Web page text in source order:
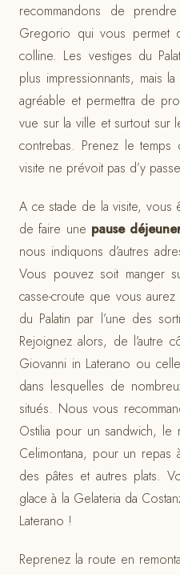
recommandons de
Gregorio qui vous permet
colline. Les vestiges du
plus impressionnants, mais
agréable et permettra de
vue sur la ville et surtout sur
contrebas. Prenez le
visite ne prévoit pas d’y
A ce stade de la visite, vous
de faire une pause
nous indiquons d’autres
Vous pouvez soit manger
casse-croute que vous
du Palatin par l’une des
Rejoignez alors, de l’autre
Giovanni in Laterano ou
dans lesquelles de
situés. Nous vous
Ostilia pour un sandwich, le
Celimontana, pour un repas
des pâtes et autres plats.
glace à la Gelateria da
Laterano !
Reprenez la route en